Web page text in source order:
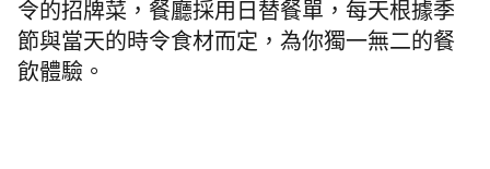
令的招牌菜，餐廳採用日替餐單，每天根據季
節與當天的時令食材而定，為你獨一無二的餐
飲體驗。